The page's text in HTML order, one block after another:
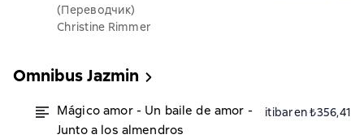
(Переводчик)
Christine Rimmer
Omnibus Jazmin
Mágico amor - Un baile de amor -
Junto a los almendros
itibaren ₺356,41